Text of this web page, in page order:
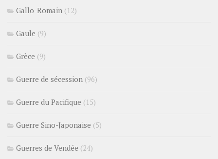
Gallo-Romain (12)
Gaule (9)
Grèce (9)
Guerre de sécession (96)
Guerre du Pacifique (15)
Guerre Sino-Japonaise (5)
Guerres de Vendée (24)